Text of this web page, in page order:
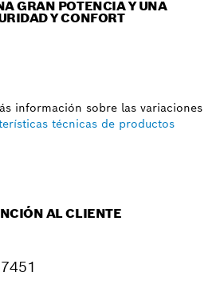
GRAN POTENCIA Y UNA
Y CONFORT
información sobre las variaciones
técnicas de productos
AL CLIENTE